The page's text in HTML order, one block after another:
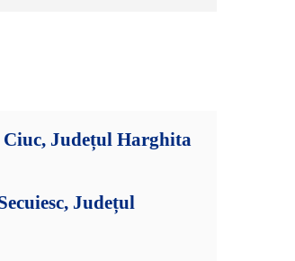
Județul Harghita
Județul